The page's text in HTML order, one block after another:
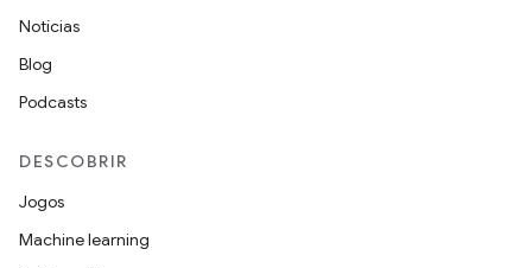
Notícias
Blog
Podcasts
DESCOBRIR
Jogos
Machine learning